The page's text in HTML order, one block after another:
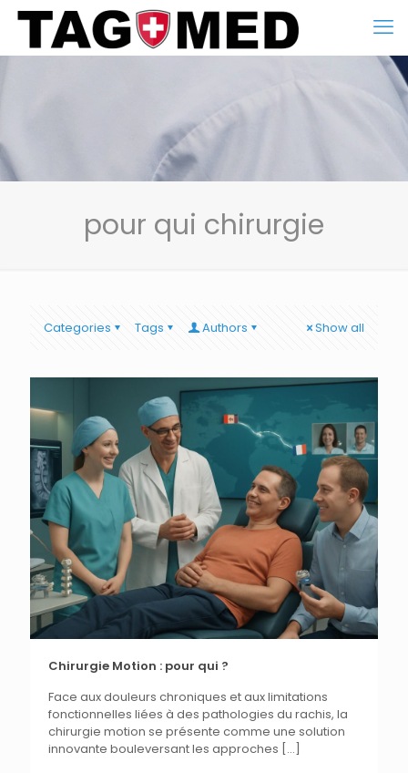
pour qui chirurgie
Categories Tags Authors Show all
Chirurgie Motion : pour qui ?
Face aux douleurs chroniques et aux limitations
fonctionnelles liées à des pathologies du rachis, la
chirurgie motion se présente comme une solution
innovante bouleversant les approches […]